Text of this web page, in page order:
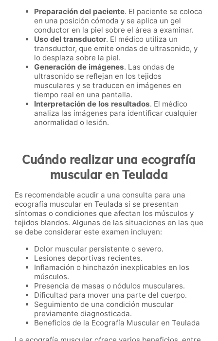
Preparación del paciente. El paciente se coloca
en una posición cómoda y se aplica un gel
conductor en la piel sobre el área a examinar.
Uso del transductor. El médico utiliza un
transductor, que emite ondas de ultrasonido, y
lo desplaza sobre la piel.
Generación de imágenes. Las ondas de
ultrasonido se reflejan en los tejidos
musculares y se traducen en imágenes en
tiempo real en una pantalla.
Interpretación de los resultados. El médico
analiza las imágenes para identificar cualquier
anormalidad o lesión.
Cuándo realizar una ecografía
muscular en Teulada
Es recomendable acudir a una consulta para una
ecografía muscular en Teulada si se presentan
síntomas o condiciones que afectan los músculos y
tejidos blandos. Algunas de las situaciones en las que
se debe considerar este examen incluyen:
Dolor muscular persistente o severo.
Lesiones deportivas recientes.
Inflamación o hinchazón inexplicables en los
músculos.
Presencia de masas o nódulos musculares.
Dificultad para mover una parte del cuerpo.
Seguimiento de una condición muscular
previamente diagnosticada.
Beneficios de la Ecografía Muscular en Teulada